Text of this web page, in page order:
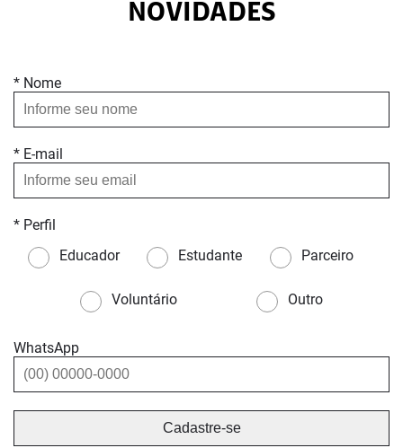
NOVIDADES
* Nome
* E-mail
* Perfil
Educador
Estudante Parceiro
Voluntário Outro
WhatsApp